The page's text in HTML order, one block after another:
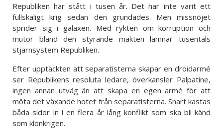
Republiken har stått i tusen år. Det har inte varit ett
fullskaligt krig sedan den grundades. Men missnöjet
sprider sig i galaxen. Med rykten om korruption och
mutor bland den styrande makten lämnar tusentals
stjärnsystem Republiken.
Efter upptäckten att separatisterna skapar en droidarmé
ser Republikens resoluta ledare, överkansler Palpatine,
ingen annan utväg än att skapa en egen armé för att
möta det växande hotet från separatisterna. Snart kastas
båda sidor in i en flera år lång konflikt som ska bli känd
som klonkrigen.